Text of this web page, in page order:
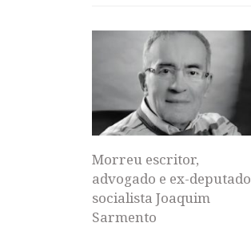
Morreu escritor,
advogado e ex-deputado
socialista Joaquim
Sarmento